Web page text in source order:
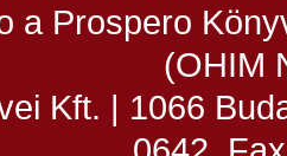
a Prospero
(OHIM
Kft. | 1066